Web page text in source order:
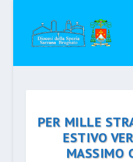
PER MILLE
ESTIVO
MASSIMO